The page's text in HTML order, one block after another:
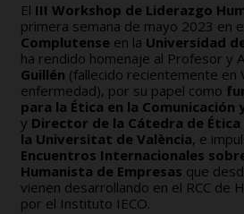
El III Workshop de Liderazgo
primera semana de mayo 2023 en
Complutense en la Universidad
ha rendido homenaje al Profesor y
Guillén (fallecido recientemente en
enfermedad), por su papel como
para la Ética en la Comunicación
y Director de la Cátedra de Ética
la Universitat de València, e
Encuentros Internacionales
Humanista de Empresas que
vienen desarrollando en el RCC de
por el Instituto IECO.